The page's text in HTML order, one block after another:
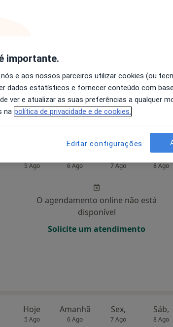
Solicite um atendimento
5 Ago 6 Ago 7 Ago
Sáb,
8 Ago
O agendamento online não está
disponível
Solicite um atendimento
Hoje
5 Ago
Amanhã
6 Ago
Sex,
7 Ago
Sáb,
8 Ago
importante.
e aos nossos parceiros utilizar cookies (ou
dados estatísticos e fornecer conteúdo com
ver e atualizar as suas preferências a qualquer
na política de privacidade e de cookies.
Editar configurações